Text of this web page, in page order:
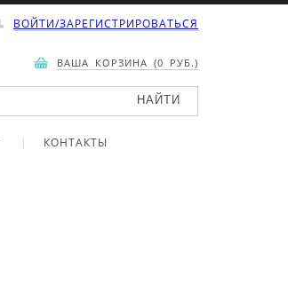
ВОЙТИ/ЗАРЕГИСТРИРОВАТЬСЯ
ВАША КОРЗИНА (0 РУБ.)
КОНТАКТЫ